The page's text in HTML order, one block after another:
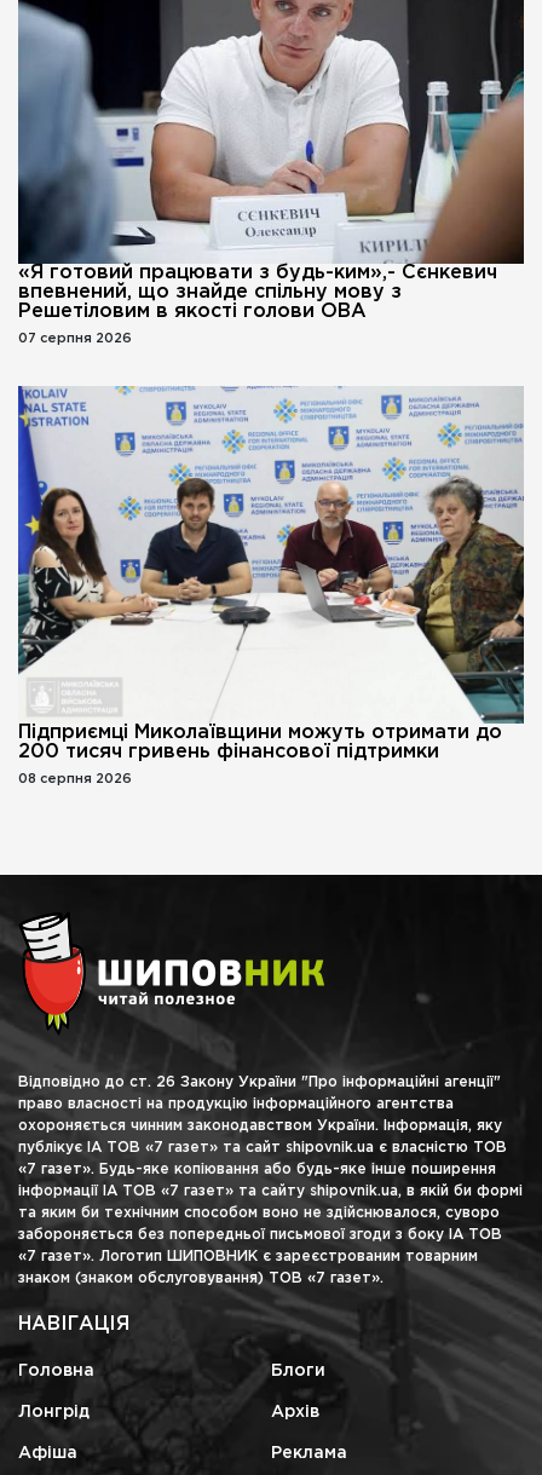
«Я готовий працювати з будь-ким»,- Сєнкевич
впевнений, що знайде спільну мову з
Решетіловим в якості голови ОВА
07 серпня 2026
Підприємці Миколаївщини можуть отримати до
200 тисяч гривень фінансової підтримки
08 серпня 2026
Відповідно до ст. 26 Закону України "Про інформаційні агенції"
право власності на продукцію інформаційного агентства
охороняється чинним законодавством України. Інформація, яку
публікує ІА ТОВ «7 газет» та сайт shipovnik.ua є власністю ТОВ
«7 газет». Будь-яке копіювання або будь-яке інше поширення
інформації ІА ТОВ «7 газет» та сайту shipovnik.ua, в якій би формі
та яким би технічним способом воно не здійснювалося, суворо
забороняється без попередньої письмової згоди з боку ІА ТОВ
«7 газет». Логотип ШИПОВНИК є зареєстрованим товарним
знаком (знаком обслуговування) ТОВ «7 газет».
НАВІГАЦІЯ
Головна Блоги
Лонгрід Архів
Афіша Реклама